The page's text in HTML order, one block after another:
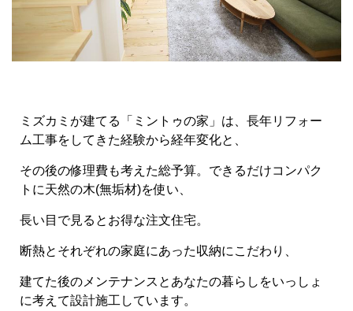
ミズカミが建てる「ミントゥの家」は、長年リフォー
ム工事をしてきた経験から経年変化と、
その後の修理費も考えた総予算。できるだけコンパク
トに天然の木(無垢材)を使い、
長い目で見るとお得な注文住宅。
断熱とそれぞれの家庭にあった収納にこだわり、
建てた後のメンテナンスとあなたの暮らしをいっしょ
に考えて設計施工しています。